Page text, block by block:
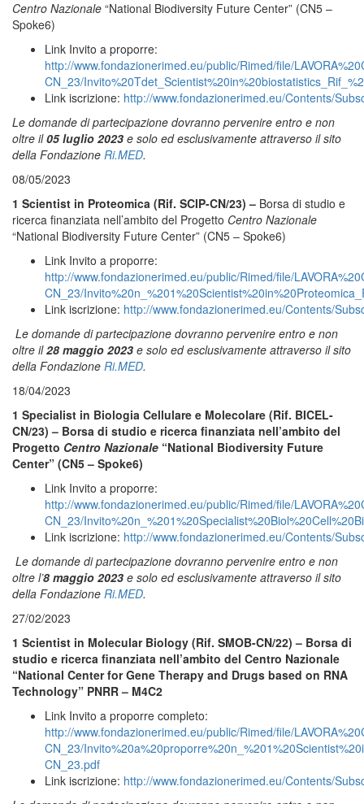
Centro Nazionale “National Biodiversity Future Center” (CN5 –
Spoke6)
Link Invito a proporre:
http://www.fondazionerimed.eu/public/Rimed/file/
CN_23/
Link iscrizione: http://www.fondazionerimed.eu/Contents/
Le domande di partecipazione dovranno pervenire entro e non
oltre il05 luglio 2023 e solo ed esclusivamente attraverso il sito
della Fondazione Ri.MED.
08/05/2023
1 Scientist in Proteomica (Rif. SCIP-CN/23) – Borsa di studio e
ricerca finanziata nell’ambito del Progetto Centro Nazionale
“National Biodiversity Future Center” (CN5 – Spoke6)
Link Invito a proporre:
http://www.fondazionerimed.eu/public/Rimed/file/
CN_23/
Link iscrizione: http://www.fondazionerimed.eu/Contents/
Le domande di partecipazione dovranno pervenire entro e non
oltre il28 maggio 2023 e solo ed esclusivamente attraverso il sito
della Fondazione Ri.MED.
18/04/2023
1 Specialist in Biologia Cellulare e Molecolare (Rif. BICEL-
CN/23) – Borsa di studio e ricerca finanziata nell’ambito del
Progetto Centro Nazionale “National Biodiversity Future
Center” (CN5 – Spoke6)
Link Invito a proporre:
http://www.fondazionerimed.eu/public/Rimed/file/
CN_23/
Link iscrizione: http://www.fondazionerimed.eu/Contents/
Le domande di partecipazione dovranno pervenire entro e non
oltre l’8 maggio 2023 e solo ed esclusivamente attraverso il sito
della Fondazione Ri.MED.
27/02/2023
1 Scientist in Molecular Biology (Rif. SMOB-CN/22) – Borsa di
studio e ricerca finanziata nell’ambito del Centro Nazionale
“National Center for Gene Therapy and Drugs based on RNA
Technology” PNRR – M4C2
Link Invito a proporre completo:
http://www.fondazionerimed.eu/public/Rimed/file/
CN_23/
CN_23.pdf
Link iscrizione: http://www.fondazionerimed.eu/Contents/